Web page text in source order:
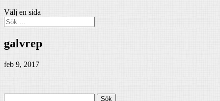
Välj en sida
galvrep
feb 9, 2017